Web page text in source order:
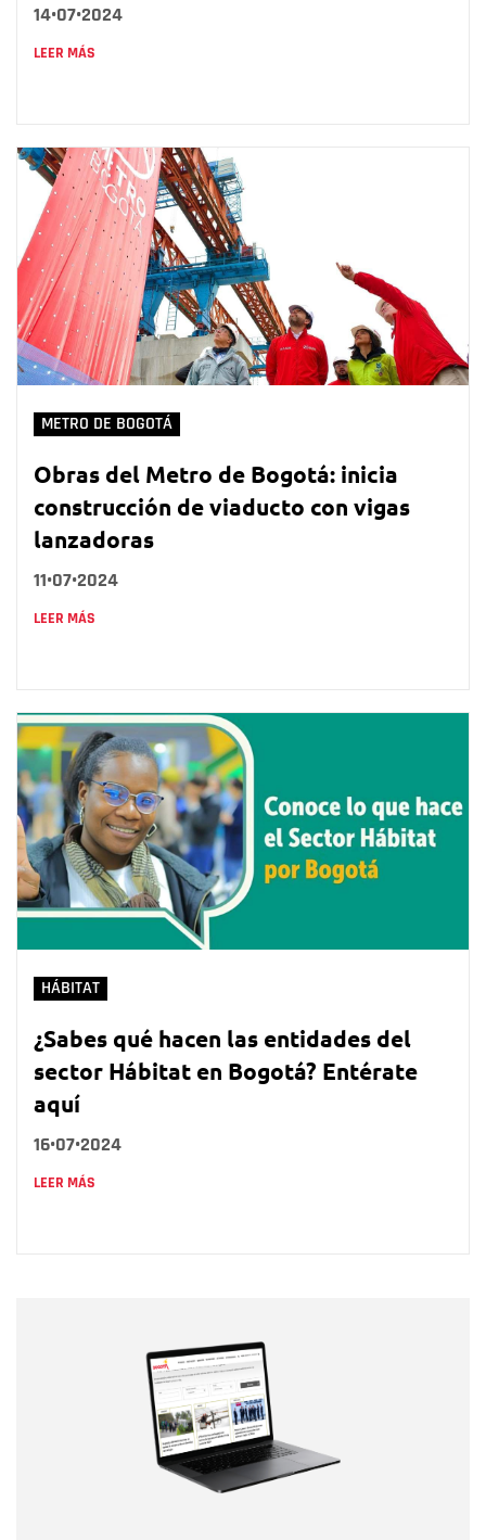
14•07•2024
LEER MÁS
METRO DE BOGOTÁ
Obras del Metro de Bogotá: inicia
construcción de viaducto con vigas
lanzadoras
11•07•2024
LEER MÁS
HÁBITAT
¿Sabes qué hacen las entidades del
sector Hábitat en Bogotá? Entérate
aquí
16•07•2024
LEER MÁS
Correo electrónico
Tipo de comentario